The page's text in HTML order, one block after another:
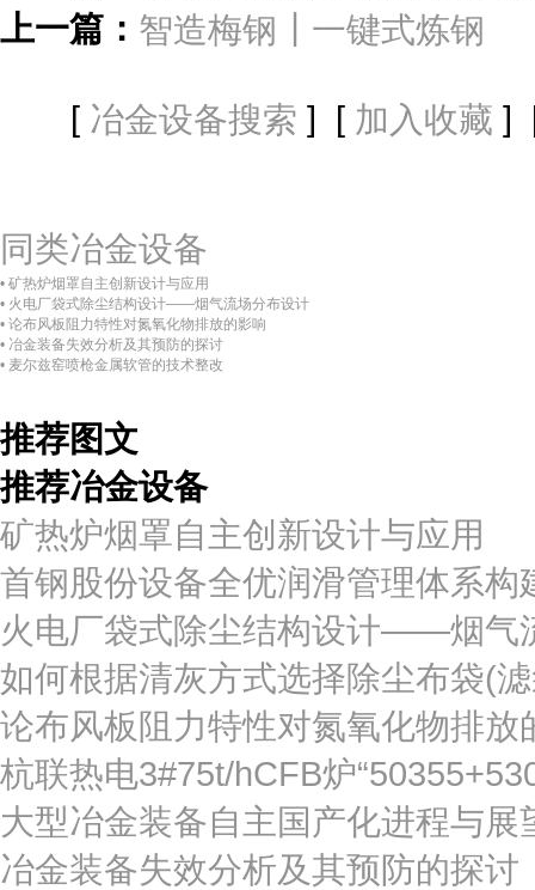
上一篇： 智造梅钢┃一键式炼钢
[ 冶金设备搜索 ] [ 加入收藏 ]
同类冶金设备
• 矿热炉烟罩自主创新设计与应用
• 火电厂袋式除尘结构设计——烟气流场分布设计
• 论布风板阻力特性对氮氧化物排放的影响
• 冶金装备失效分析及其预防的探讨
• 麦尔兹窑喷枪金属软管的技术整改
推荐图文
推荐冶金设备
矿热炉烟罩自主创新设计与应用
首钢股份设备全优润滑管理体系构
火电厂袋式除尘结构设计——烟气
如何根据清灰方式选择除尘布袋(
论布风板阻力特性对氮氧化物排放
杭联热电3#75t/hCFB炉
大型冶金装备自主国产化进程与展
冶金装备失效分析及其预防的探讨